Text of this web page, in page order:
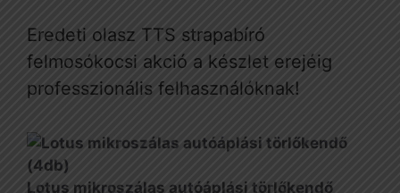
Eredeti olasz TTS strapabíró
felmosókocsi akció a készlet erejéig
professzionális felhasználóknak!
Lotus mikroszálas autóáplási törlőkendő